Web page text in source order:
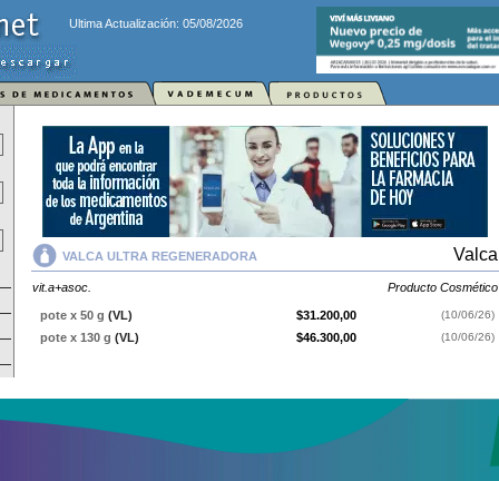
Ultima Actualización: 05/08/2026
VALCA ULTRA REGENERADORA Valca
vit.a+asoc. Producto Cosmético
pote x 50 g (VL) $31.200,00 (10/06/26)
pote x 130 g (VL) $46.300,00 (10/06/26)
y se indica como
Producto Cosmético
Valcay cuenta con 2
presentaciones disponibles.